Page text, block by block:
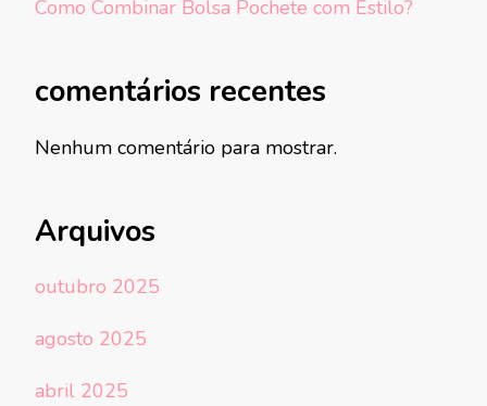
Como Combinar Bolsa Pochete com Estilo?
comentários recentes
Nenhum comentário para mostrar.
Arquivos
outubro 2025
agosto 2025
abril 2025